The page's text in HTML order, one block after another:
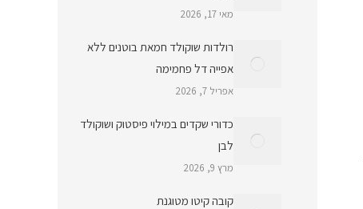
מאי 17, 2026
רולדות שוקולד חמאת בוטנים ללא
אפייה דל פחמימה
אפריל 7, 2026
כדורי שקדים במילוי פיסטוק ושוקולד
לבן
מרץ 9, 2026
קובה קיטו מטוגנת